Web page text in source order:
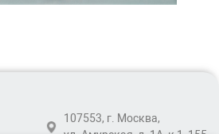
107553, г. Москва,